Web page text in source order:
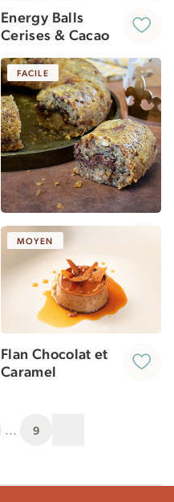
Energy Balls
Cerises & Cacao
FACILE
Couronne des
Rois à la
Frangipane &
Cœur praliné
MOYEN
Flan Chocolat et
Caramel
... 9